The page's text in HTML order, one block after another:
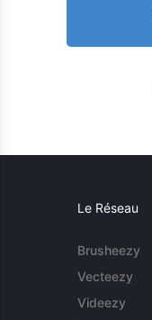
Le Réseau
Brusheezy
Vecteezy
Videezy